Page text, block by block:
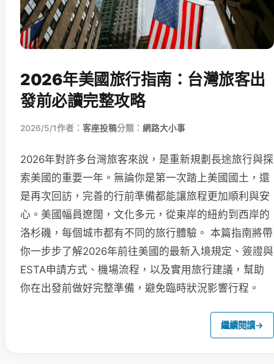
2026年美國旅行指南：台灣旅客出
發前必讀完整攻略
2026/5/1作者： 客座投稿分類： 網路大小事
2026年對許多台灣旅客來說，是重新規劃長途旅行與探
索美國的重要一年。無論你是第一次踏上美國國土，還
是再次回訪，完善的行前準備都能讓旅程更加順利與安
心。美國幅員遼闊，文化多元，從東岸的紐約到西岸的
洛杉磯，每個城市都有不同的旅行體驗。 本篇指南將帶
你一步步了解2026年前往美國的最新入境規定、簽證與
ESTA申請方式、機場流程，以及實用旅行建議，幫助
你在出發前做好完整準備，避免臨時狀況影響行程。
繼續閱讀→